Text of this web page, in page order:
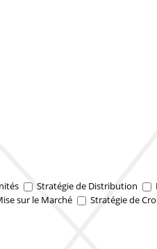
Stratégie de Distribution
sur le Marché Stratégie de